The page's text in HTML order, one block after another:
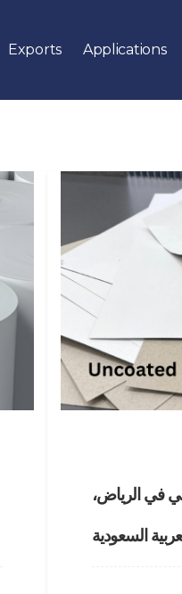
Exports Applications
في الرياض،
السعودية